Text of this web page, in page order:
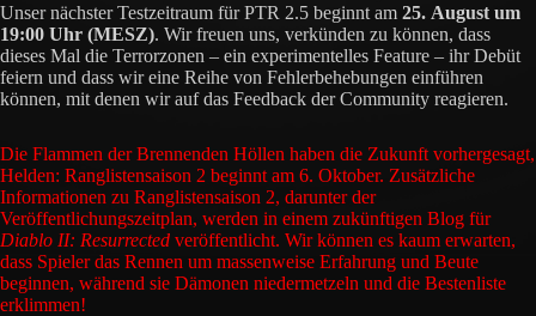
Unser nächster Testzeitraum für PTR 2.5 beginnt am 25. August um
19:00 Uhr (MESZ). Wir freuen uns, verkünden zu können, dass
dieses Mal die Terrorzonen – ein experimentelles Feature – ihr Debüt
feiern und dass wir eine Reihe von Fehlerbehebungen einführen
können, mit denen wir auf das Feedback der Community reagieren.
Die Flammen der Brennenden Höllen haben die Zukunft vorhergesagt,
Helden: Ranglistensaison 2 beginnt am 6. Oktober. Zusätzliche
Informationen zu Ranglistensaison 2, darunter der
Veröffentlichungszeitplan, werden in einem zukünftigen Blog für
Diablo II: Resurrected veröffentlicht. Wir können es kaum erwarten,
dass Spieler das Rennen um massenweise Erfahrung und Beute
beginnen, während sie Dämonen niedermetzeln und die Bestenliste
erklimmen!